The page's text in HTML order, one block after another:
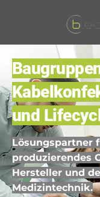
und
Lösungspartner
produzierendes
Hersteller und
Medizintechnik.